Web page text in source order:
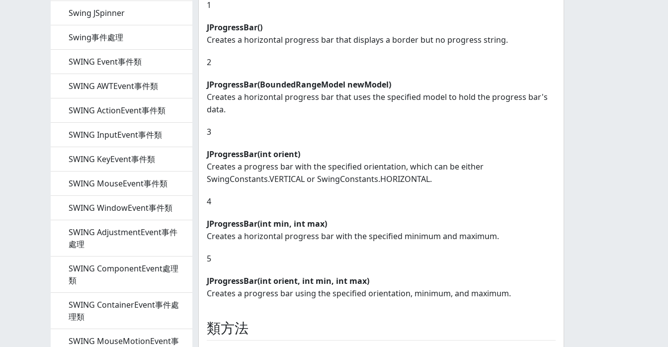
Swing JSpinner
Swing事件處理
SWING Event事件類
SWING AWTEvent事件類
SWING ActionEvent事件類
SWING InputEvent事件類
SWING KeyEvent事件類
SWING MouseEvent事件類
SWING WindowEvent事件類
SWING AdjustmentEvent事件
處理
SWING ComponentEvent處理
類
SWING ContainerEvent事件處
理類
SWING MouseMotionEvent事
1
JProgressBar()
Creates a horizontal progress bar that displays a border but no progress string.
2
JProgressBar(BoundedRangeModel newModel)
Creates a horizontal progress bar that uses the specified model to hold the progress bar's
data.
3
JProgressBar(int orient)
Creates a progress bar with the specified orientation, which can be either
SwingConstants.VERTICAL or SwingConstants.HORIZONTAL.
4
JProgressBar(int min, int max)
Creates a horizontal progress bar with the specified minimum and maximum.
5
JProgressBar(int orient, int min, int max)
Creates a progress bar using the specified orientation, minimum, and maximum.
類方法